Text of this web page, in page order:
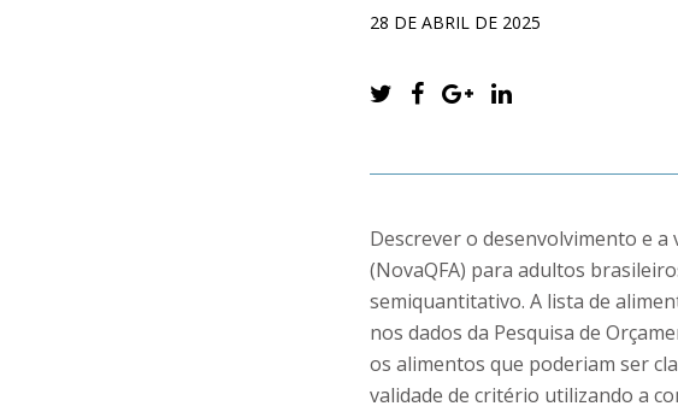
28 DE ABRIL DE 2025
Descrever o desenvolvimento e
(NovaQFA) para adultos
semiquantitativo. A lista de
nos dados da Pesquisa de
os alimentos que poderiam ser
validade de critério utilizando a